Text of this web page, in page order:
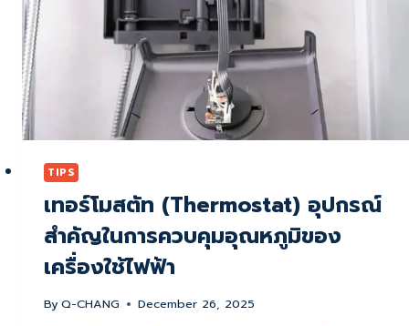
วิธี
แก้ไข
ปัญหา
ที่
คุณ
ควร
TIPS
เทอร์โมสตัท (Thermostat) อุปกรณ์
สำคัญในการควบคุมอุณหภูมิของ
เครื่องใช้ไฟฟ้า
By Q-CHANG December 26, 2025